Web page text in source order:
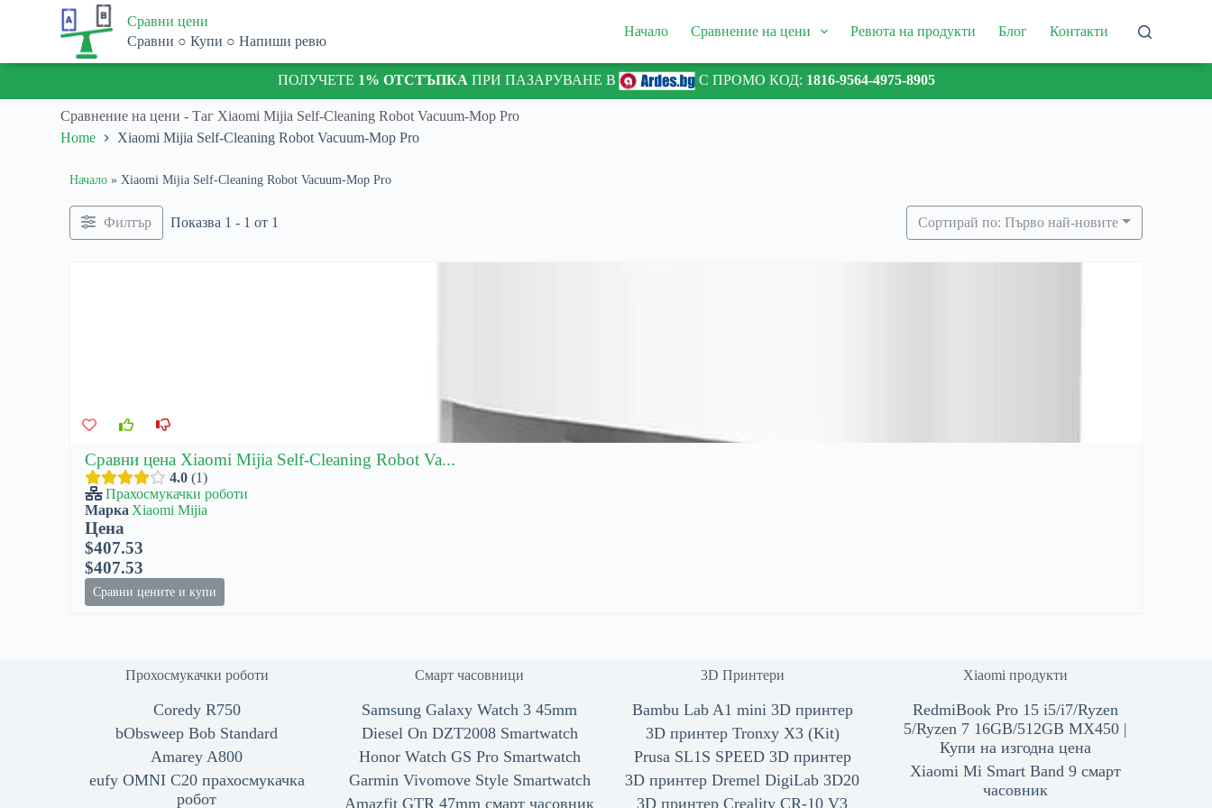
p
o
Сравни цени
Сравни ○ Купи ○ Напиши ревю
Начало Сравнение на цени Ревюта на продукти Блог Контакти
ПОЛУЧЕТЕ 1% ОТСТЪПКА ПРИ ПАЗАРУВАНЕ В С ПРОМО КОД: 1816-9564-4975-8905
Сравнение на цени - Таг Xiaomi Mijia Self-Cleaning Robot Vacuum-Mop Pro
Home
Xiaomi Mijia Self-Cleaning Robot Vacuum-Mop Pro
Начало »Xiaomi Mijia Self-Cleaning Robot Vacuum-Mop Pro
Филтър Показва 1 - 1 от 1 Сортирай по: Първо най-новите
Сравни цена Xiaomi Mijia Self-Cleaning Robot Va...
4.0 1
Прахосмукачки роботи
Марка Xiaomi Mijia
Цена
$407.53
$407.53
Сравни цените и купи
Прохосмукачки роботи
Coredy R750
bObsweep Bob Standard
Amarey A800
eufy OMNI C20 прахосмукачка
робот
Смарт часовници
Samsung Galaxy Watch 3 45mm
Diesel On DZT2008 Smartwatch
Honor Watch GS Pro Smartwatch
Garmin Vivomove Style Smartwatch
Amazfit GTR 47mm смарт часовник
3D Принтери
Bambu Lab A1 mini 3D принтер
3D принтер Tronxy X3 (Kit)
Prusa SL1S SPEED 3D принтер
3D принтер Dremel DigiLab 3D20
3D принтер Creality CR-10 V3
Xiaomi продукти
RedmiBook Pro 15 i5/i7/Ryzen
5/Ryzen 7 16GB/512GB MX450 |
Купи на изгодна цена
Xiaomi Mi Smart Band 9 смарт
часовник